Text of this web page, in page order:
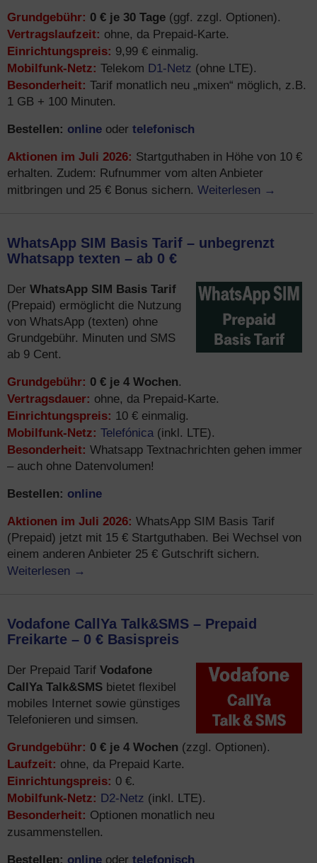
Grundgebühr: 0 € je 30 Tage (ggf. zzgl. Optionen).
Vertragslaufzeit: ohne, da Prepaid-Karte.
Einrichtungspreis: 9,99 € einmalig.
Mobilfunk-Netz: Telekom D1-Netz (ohne LTE).
Besonderheit: Tarif monatlich neu „mixen“ möglich, z.B.
1 GB + 100 Minuten.
Bestellen: online oder telefonisch
Aktionen im Juli 2026: Startguthaben in Höhe von 10 €
erhalten. Zudem: Rufnummer vom alten Anbieter
mitbringen und 25 € Bonus sichern. Weiterlesen →
WhatsApp SIM Basis Tarif – unbegrenzt
Whatsapp texten – ab 0 €
Der WhatsApp SIM Basis Tarif
(Prepaid) ermöglicht die Nutzung
von WhatsApp (texten) ohne
Grundgebühr. Minuten und SMS
ab 9 Cent.
Grundgebühr: 0 € je 4 Wochen.
Vertragsdauer: ohne, da Prepaid-Karte.
Einrichtungspreis: 10 € einmalig.
Mobilfunk-Netz: Telefónica(inkl. LTE).
Besonderheit: Whatsapp Textnachrichten gehen immer
– auch ohne Datenvolumen!
Bestellen: online
Aktionen im Juli 2026: WhatsApp SIM Basis Tarif
(Prepaid) jetzt mit 15 € Startguthaben. Bei Wechsel von
einem anderen Anbieter 25 € Gutschrift sichern.
Weiterlesen →
Vodafone CallYa Talk&SMS – Prepaid
Freikarte – 0 € Basispreis
Der Prepaid Tarif Vodafone
CallYa Talk&SMS bietet flexibel
mobiles Internet sowie günstiges
Telefonieren und simsen.
Grundgebühr: 0 € je 4 Wochen (zzgl. Optionen).
Laufzeit: ohne, da Prepaid Karte.
Einrichtungspreis: 0 €.
Mobilfunk-Netz: D2-Netz (inkl. LTE).
Besonderheit: Optionen monatlich neu
zusammenstellen.
Bestellen: online oder telefonisch